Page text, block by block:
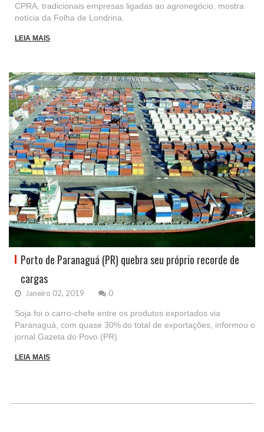
CPRA, tradicionais empresas ligadas ao agronegócio, mostra
notícia da Folha de Londrina.
LEIA MAIS
Porto de Paranaguá (PR) quebra seu próprio recorde de
cargas
Janeiro 02, 2019 0
Soja foi o carro-chefe entre os produtos exportados via
Paranaguá, com quase 30% do total de exportações, informou o
jornal Gazeta do Povo (PR).
LEIA MAIS